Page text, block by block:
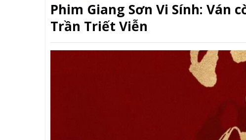
Phim Giang Sơn Vi Sính: Ván
Trần Triết Viễn